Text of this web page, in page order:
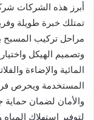
أبرز هذه الشركات
تمتلك خبرة طويلة
مراحل تركيب المسبح
وتصميم الهيكل
المائية والإضاءة
المستخدمة ويحرص
والأمان لضمان
لتوفير استهلاك